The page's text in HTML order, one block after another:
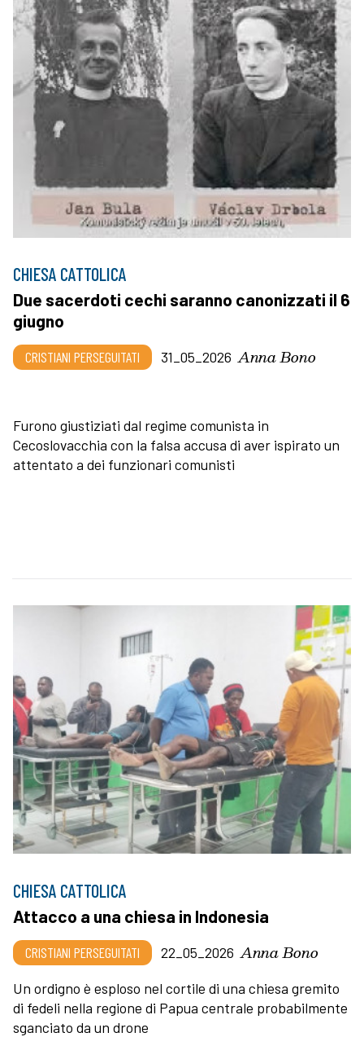
CHIESA CATTOLICA
Due sacerdoti cechi saranno canonizzati il 6
giugno
CRISTIANI PERSEGUITATI 31_05_2026 Anna Bono
Furono giustiziati dal regime comunista in
Cecoslovacchia con la falsa accusa di aver ispirato un
attentato a dei funzionari comunisti
CHIESA CATTOLICA
Attacco a una chiesa in Indonesia
CRISTIANI PERSEGUITATI 22_05_2026 Anna Bono
Un ordigno è esploso nel cortile di una chiesa gremito
di fedeli nella regione di Papua centrale probabilmente
sganciato da un drone